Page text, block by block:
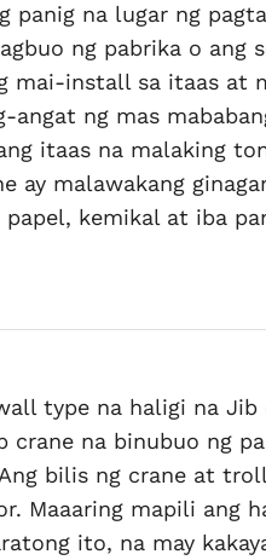
panig na lugar ng
ng pabrika o ang
mai-install sa itaas at
angat ng mas
itaas na malaking
ay malawakang
kemikal at iba
type na haligi na Jib
crane na binubuo ng
bilis ng crane at
Maaaring mapili ang
ito, na may